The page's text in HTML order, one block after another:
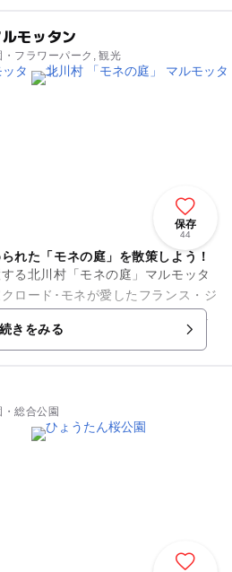
モッタン
フラワーパーク, 観光
保存
44
れた「モネの庭」を散策しよう！
る北川村「モネの庭」マルモッタ
ロード･モネが愛したフランス・ジ
」をモデルにつくられていて、四
...
続きをみる
総合公園